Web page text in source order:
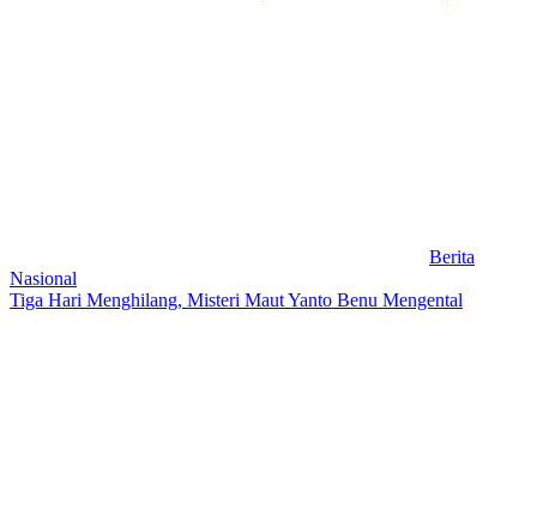
Berita
Nasional
Tiga Hari Menghilang, Misteri Maut Yanto Benu Mengental